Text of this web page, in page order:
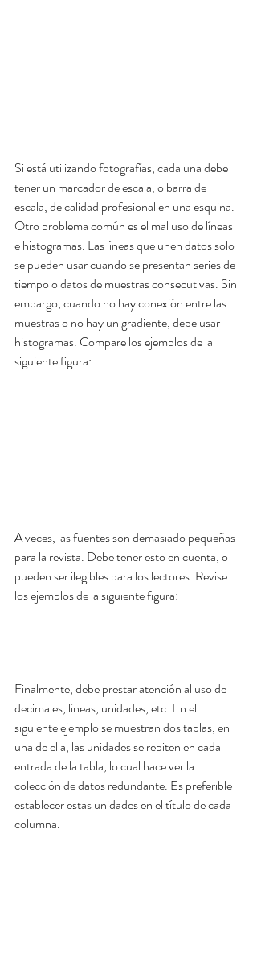
Si está utilizando fotografías, cada una debe
tener un marcador de escala, o barra de
escala, de calidad profesional en una esquina.
Otro problema común es el mal uso de líneas
e histogramas. Las líneas que unen datos solo
se pueden usar cuando se presentan series de
tiempo o datos de muestras consecutivas. Sin
embargo, cuando no hay conexión entre las
muestras o no hay un gradiente, debe usar
histogramas. Compare los ejemplos de la
siguiente figura:
A veces, las fuentes son demasiado pequeñas
para la revista. Debe tener esto en cuenta, o
pueden ser ilegibles para los lectores. Revise
los ejemplos de la siguiente figura:
Finalmente, debe prestar atención al uso de
decimales, líneas, unidades, etc. En el
siguiente ejemplo se muestran dos tablas, en
una de ella, las unidades se repiten en cada
entrada de la tabla, lo cual hace ver la
colección de datos redundante. Es preferible
establecer estas unidades en el título de cada
columna.